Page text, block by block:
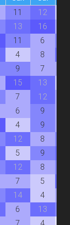
11 12
13 16
11 6
4 8
9 7
15 13
7 12
6 9
4 9
12 8
5 9
12 8
7 5
14 4
6 13